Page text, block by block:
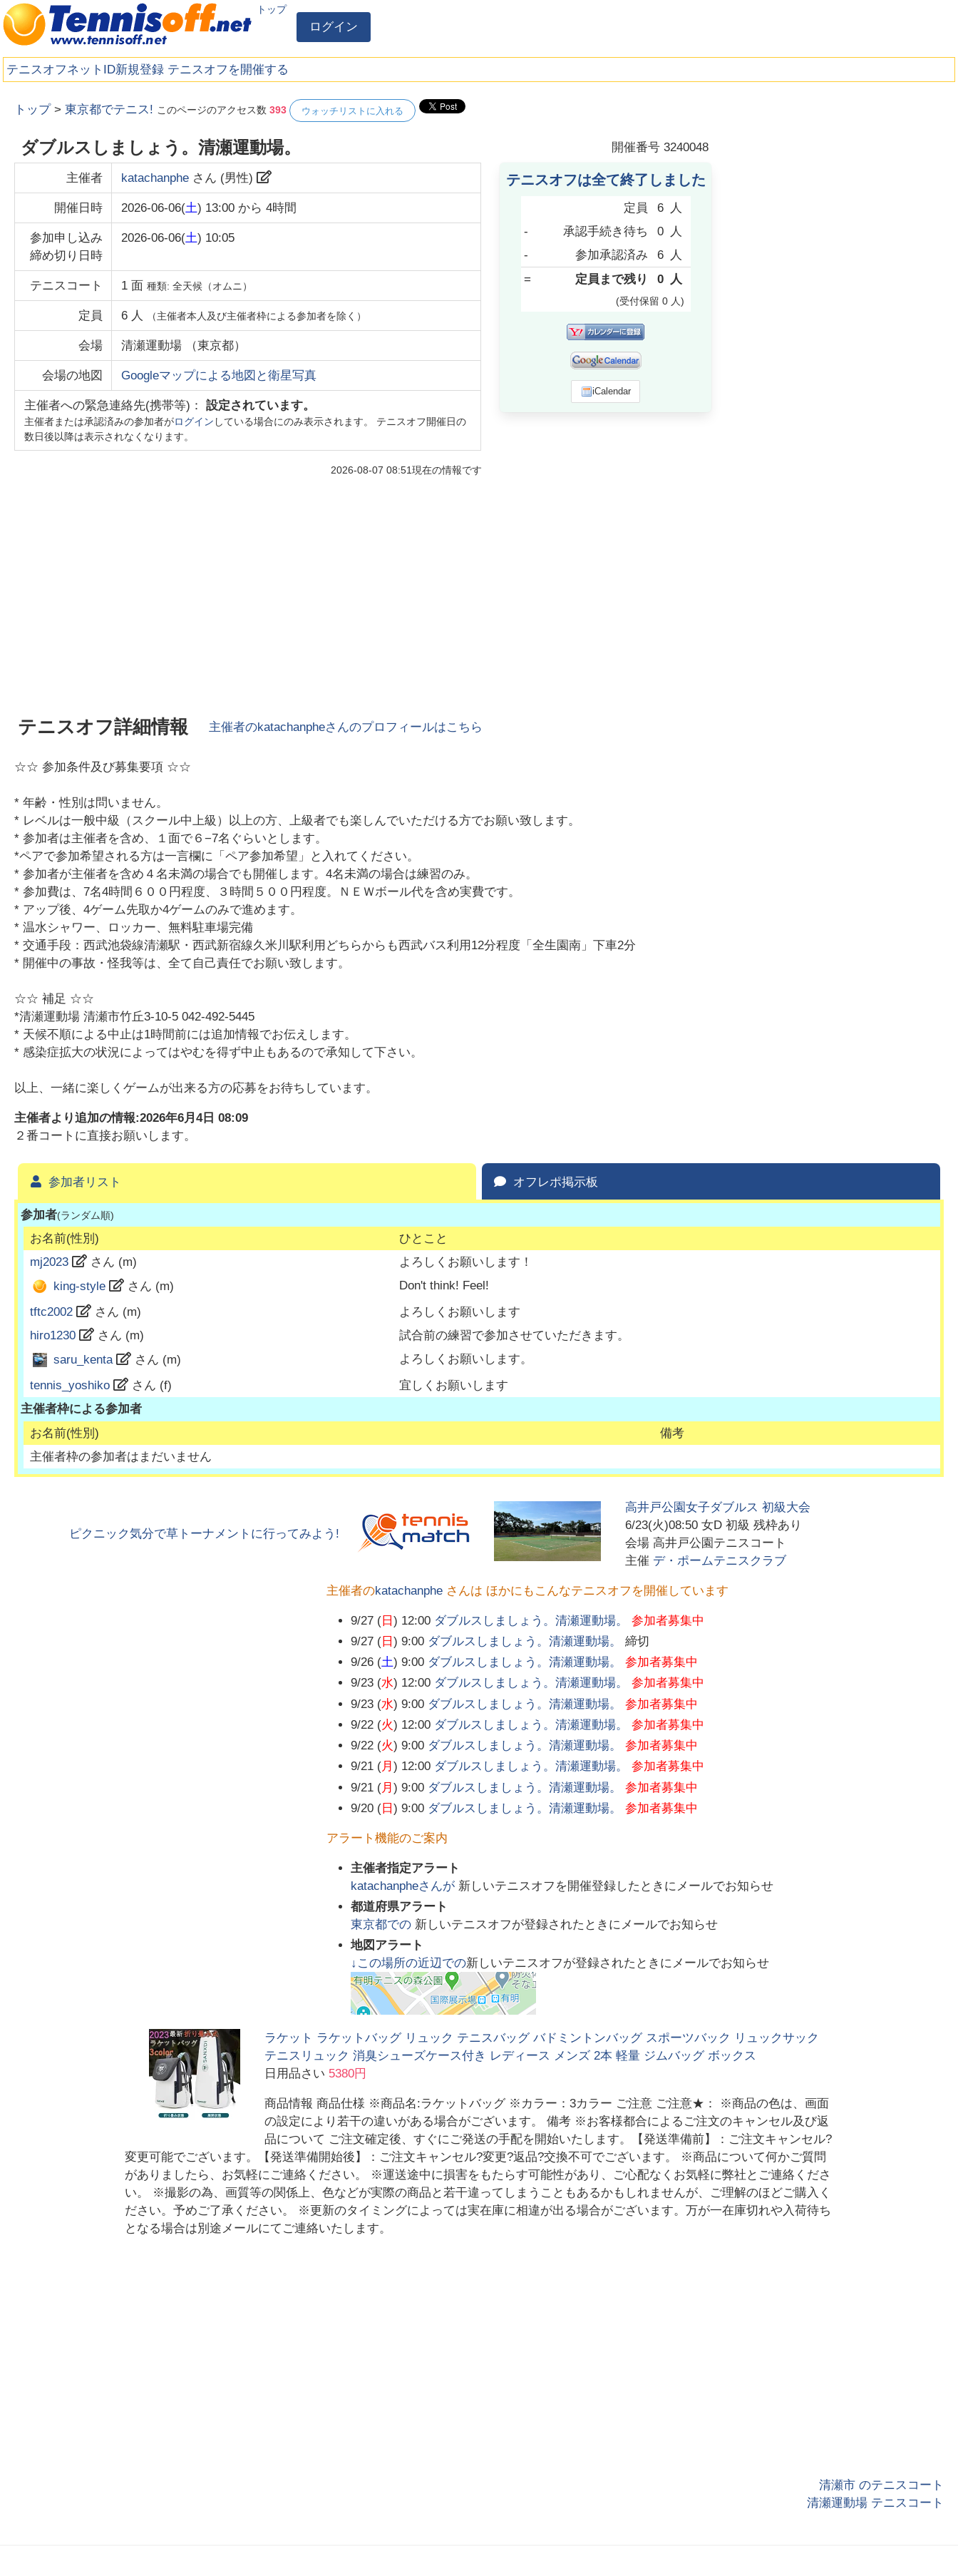
トップ
ログイン
テニスオフネットID新規登録 テニスオフを開催する
トップ >東京都でテニス! このページのアクセス数393 ウォッチリストに入れる
ダブルスしましょう。清瀬運動場。 開催番号 3240048
主催者 katachanphe さん (男性)
開催日時 2026-06-06(土) 13:00 から4時間
参加申し込み
締め切り日時
2026-06-06(土) 10:05
テニスコート 1 面種類:全天候（オムニ）
定員 6 人 （主催者本人及び主催者枠による参加者を除く）
会場 清瀬運動場 （東京都）
会場の地図 Googleマップによる地図と衛星写真
主催者への緊急連絡先(携帯等)：設定されています。
主催者または承認済みの参加者がログイン している場合にのみ表示されます。 テニスオフ開催日の
数日後以降は表示されなくなります。
2026-08-07 08:51現在の情報です
テニスオフは全て終了しました
定員 6
人
-
承認手続き待ち 0
人
-
参加承認済み 6
人
=
定員まで残り 0 人
(受付保留0 人)
iCalendar
テニスオフ詳細情報 主催者のkatachanpheさんのプロフィールはこちら
☆☆ 参加条件及び募集要項 ☆☆
* 年齢・性別は問いません。
* レベルは一般中級（スクール中上級）以上の方、上級者でも楽しんでいただける方でお願い致します。
* 参加者は主催者を含め、１面で６−7名ぐらいとします。
*ペアで参加希望される方は一言欄に「ペア参加希望」と入れてください。
* 参加者が主催者を含め４名未満の場合でも開催します。4名未満の場合は練習のみ。
* 参加費は、7名4時間６００円程度、３時間５００円程度。ＮＥＷボール代を含め実費です。
* アップ後、4ゲーム先取か4ゲームのみで進めます。
* 温水シャワー、ロッカー、無料駐車場完備
* 交通手段：西武池袋線清瀬駅・西武新宿線久米川駅利用どちらからも西武バス利用12分程度「全生園南」下車2分
* 開催中の事故・怪我等は、全て自己責任でお願い致します。
☆☆ 補足 ☆☆
*清瀬運動場 清瀬市竹丘3-10-5 042-492-5445
* 天候不順による中止は1時間前には追加情報でお伝えします。
* 感染症拡大の状況によってはやむを得ず中止もあるので承知して下さい。
以上、一緒に楽しくゲームが出来る方の応募をお待ちしています。
主催者より追加の情報:2026年6月4日 08:09
２番コートに直接お願いします。
参加者リスト オフレポ掲示板
参加者(ランダム順)
お名前(性別)
ひとこと
mj2023
さん (m)
よろしくお願いします！
king-style
さん (m)
Don't think! Feel!
tftc2002
さん (m)
よろしくお願いします
hiro1230
さん (m)
試合前の練習で参加させていただきます。
saru_kenta
さん (m)
よろしくお願いします。
tennis_yoshiko
さん (f)
宜しくお願いします
主催者枠による参加者
お名前(性別)
備考
主催者枠の参加者はまだいません
ピクニック気分で草トーナメントに行ってみよう!
高井戸公園女子ダブルス 初級大会
6/23(火)08:50 女D 初級 残枠あり
会場高井戸公園テニスコート
主催 デ・ポームテニスクラブ
主催者のkatachanphe さんは ほかにもこんなテニスオフを開催しています
9/27 (日 ) 12:00 ダブルスしましょう。清瀬運動場。
参加者募集中
9/27 (日 ) 9:00 ダブルスしましょう。清瀬運動場。
締切
9/26 (土) 9:00 ダブルスしましょう。清瀬運動場。
参加者募集中
9/23 (水) 12:00 ダブルスしましょう。清瀬運動場。
参加者募集中
9/23 (水) 9:00 ダブルスしましょう。清瀬運動場。
参加者募集中
9/22 (火) 12:00 ダブルスしましょう。清瀬運動場。
参加者募集中
9/22 (火) 9:00 ダブルスしましょう。清瀬運動場。
参加者募集中
9/21 (月 ) 12:00 ダブルスしましょう。清瀬運動場。
参加者募集中
9/21 (月 ) 9:00 ダブルスしましょう。清瀬運動場。
参加者募集中
9/20 (日 ) 9:00 ダブルスしましょう。清瀬運動場。 参加者募集中
アラート機能のご案内
主催者指定アラート
katachanpheさんが 新しいテニスオフを開催登録したときにメールでお知らせ
都道府県アラート
東京都での 新しいテニスオフが登録されたときにメールでお知らせ
地図アラート
↓この場所の近辺での新しいテニスオフが登録されたときにメールでお知らせ
ラケット ラケットバッグ リュック テニスバッグ バドミントンバッグ スポーツバック リュックサック
テニスリュック 消臭シューズケース付き レディース メンズ 2本 軽量 ジムバッグ ボックス
日用品さい 5380円
商品情報 商品仕様 ※商品名:ラケットバッグ ※カラー：3カラー ご注意 ご注意★： ※商品の色は、画面
の設定により若干の違いがある場合がございます。 備考 ※お客様都合によるご注文のキャンセル及び返
品について ご注文確定後、すぐにご発送の手配を開始いたします。【発送準備前】：ご注文キャンセル?
変更可能でございます。【発送準備開始後】：ご注文キャンセル?変更?返品?交換不可でございます。 ※商品について何かご質問
がありましたら、お気軽にご連絡ください。 ※運送途中に損害をもたらす可能性があり、ご心配なくお気軽に弊社とご連絡くださ
い。 ※撮影の為、画質等の関係上、色などが実際の商品と若干違ってしまうこともあるかもしれませんが、ご理解のほどご購入く
ださい。予めご了承ください。 ※更新のタイミングによっては実在庫に相違が出る場合がございます。万が一在庫切れや入荷待ち
となる場合は別途メールにてご連絡いたします。
清瀬市 のテニスコート
清瀬運動場 テニスコート